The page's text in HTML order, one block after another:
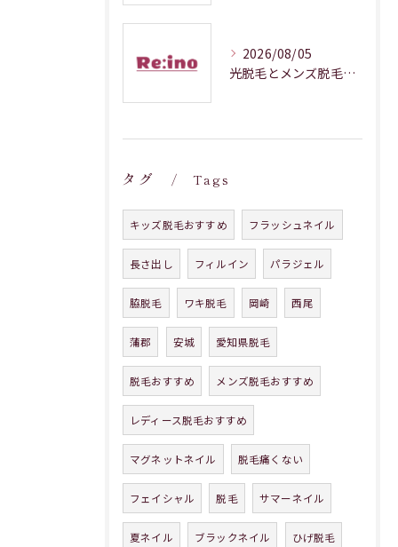
2026/08/05
光脱毛とメンズ脱毛で愛知県蒲郡市の効果や回数を徹底解説
タグ Tags
キッズ脱毛おすすめ フラッシュネイル
長さ出し フィルイン パラジェル
脇脱毛 ワキ脱毛 岡崎 西尾
蒲郡 安城 愛知県脱毛
脱毛おすすめ メンズ脱毛おすすめ
レディース脱毛おすすめ
マグネットネイル 脱毛痛くない
フェイシャル 脱毛 サマーネイル
夏ネイル ブラックネイル ひげ脱毛